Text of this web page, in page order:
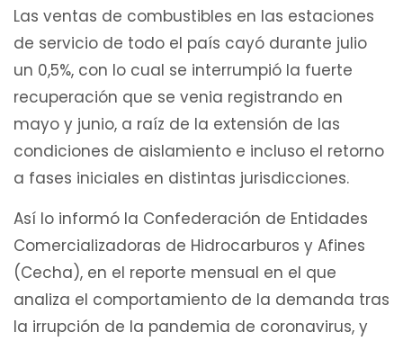
Las ventas de combustibles en las estaciones
de servicio de todo el país cayó durante julio
un 0,5%, con lo cual se interrumpió la fuerte
recuperación que se venia registrando en
mayo y junio, a raíz de la extensión de las
condiciones de aislamiento e incluso el retorno
a fases iniciales en distintas jurisdicciones.
Así lo informó la Confederación de Entidades
Comercializadoras de Hidrocarburos y Afines
(Cecha), en el reporte mensual en el que
analiza el comportamiento de la demanda tras
la irrupción de la pandemia de coronavirus, y